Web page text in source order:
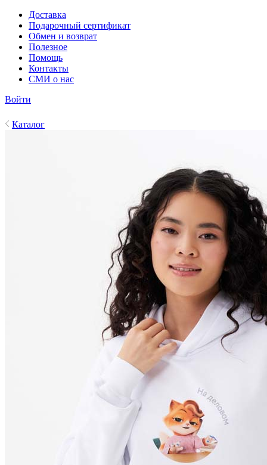
Доставка
Подарочный сертификат
Обмен и возврат
Полезное
Помощь
Контакты
СМИ о нас
Войти
Каталог